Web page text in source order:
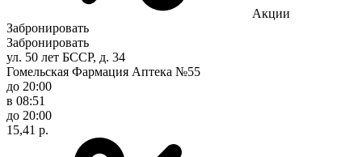
Акции
Забронировать
Забронировать
ул. 50 лет БССР, д. 34
Гомельская Фармация Аптека №55
до 20:00
в 08:51
до 20:00
15,41 р.